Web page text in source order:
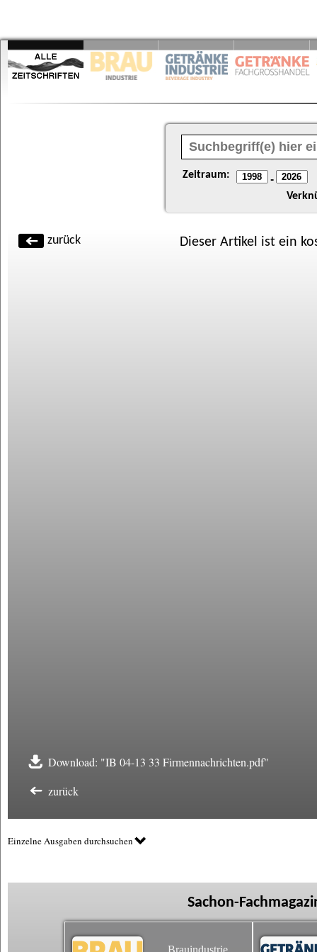
Zeitraum: -
zurück Dieser Artikel ist ein
Download: "IB 04-13 33 Firmennachrichten.pdf"
zurück
Einzelne Ausgaben durchsuchen
Sachon-
Brauindustrie